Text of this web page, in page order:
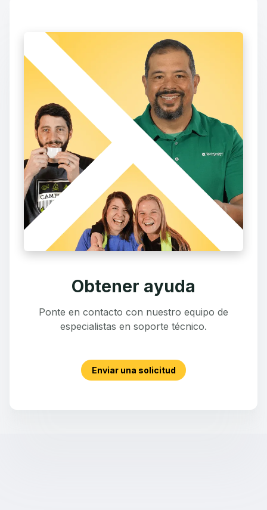
Obtener ayuda
Ponte en contacto con nuestro equipo de
especialistas en soporte técnico.
Enviar una solicitud